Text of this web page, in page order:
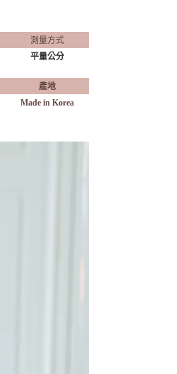
測量方式
平量公分
產地
Made in Korea